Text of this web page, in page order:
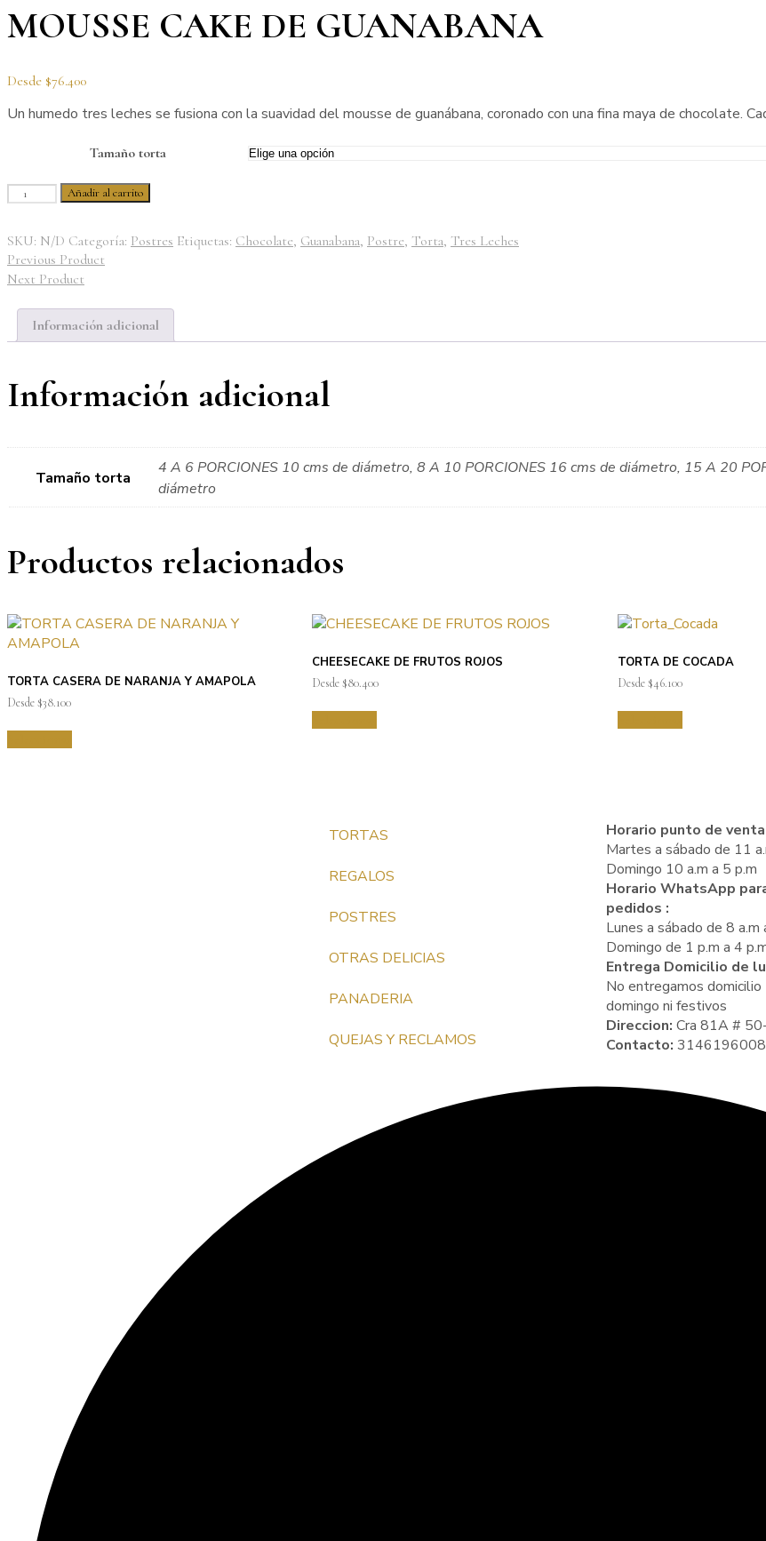
MOUSSE CAKE DE GUANABANA
Desde $76.400
Un humedo tres leches se fusiona con la suavidad del mousse de guanábana, coronado con una fina maya de chocolate.
Tamaño torta
Añadir al carrito
SKU: N/D Categoría: Postres Etiquetas: Chocolate, Guanabana, Postre, Torta, Tres Leches
Previous Product
Next Product
Información adicional
Información adicional
Tamaño torta
4 A 6 PORCIONES 10 cms de diámetro, 8 A 10 PORCIONES 16 cms de diámetro, 15 A 20
diámetro
Productos relacionados
TORTA CASERA DE NARANJA Y AMAPOLA
Desde$38.100
CHEESECAKE DE FRUTOS ROJOS
Desde$80.400
TORTA DE COCADA
Desde $46.100
TORTAS
REGALOS
POSTRES
OTRAS DELICIAS
PANADERIA
QUEJAS Y RECLAMOS
Horario punto de
Martes a sábado de 11
Domingo 10 a.m a 5 p.m
Horario WhatsApp
pedidos :
Lunes a sábado de 8 a.m
Domingo de 1 p.m a 4
Entrega Domicilio de
No entregamos domicilio
domingo ni festivos
Direccion: Cra 81A #
Contacto: 3146196008